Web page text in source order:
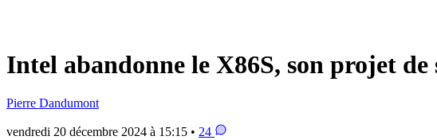
Intel abandonne le X86S, son projet
Pierre Dandumont
vendredi 20 décembre 2024 à 15:15 • 24